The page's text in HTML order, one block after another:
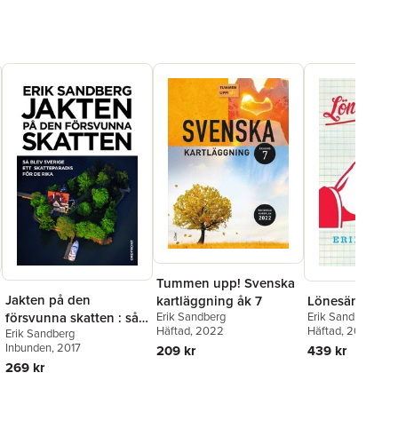
Jakten på den
försvunna skatten : så
blev Sverige ett
skatteparadis för de
rika
Erik Sandberg
Inbunden, 2017
269 kr
Tummen upp! Svenska
kartläggning åk 7
Erik Sandberg
Häftad, 2022
209 kr
Lönesänkarna
Erik Sandberg
Häftad, 2017
439 kr